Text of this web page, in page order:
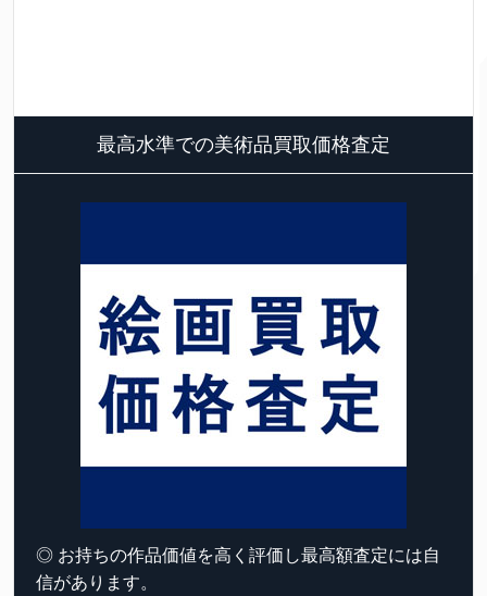
最高水準での美術品買取価格査定
◎ お持ちの作品価値を高く評価し最高額査定には自
信があります。